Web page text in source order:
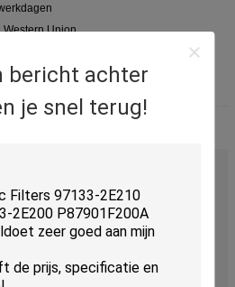
bericht achter
je snel terug!
Western Union,
jaar